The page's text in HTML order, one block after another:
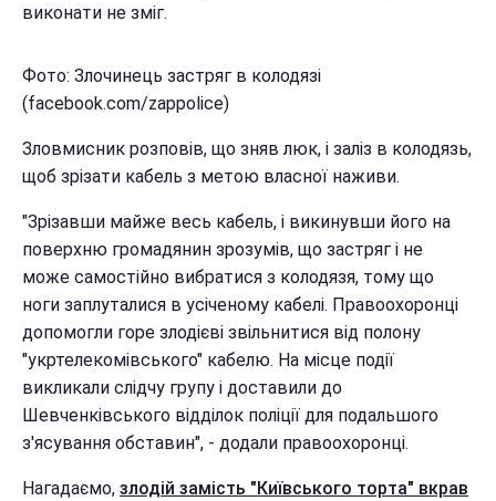
виконати не зміг.
Фото: Злочинець застряг в колодязі
(facebook.com/zappolice)
Зловмисник розповів, що зняв люк, і заліз в колодязь,
щоб зрізати кабель з метою власної наживи.
"Зрізавши майже весь кабель, і викинувши його на
поверхню громадянин зрозумів, що застряг і не
може самостійно вибратися з колодязя, тому що
ноги заплуталися в усіченому кабелі. Правоохоронці
допомогли горе злодієві звільнитися від полону
"укртелекомівського" кабелю. На місце події
викликали слідчу групу і доставили до
Шевченківського відділок поліції для подальшого
з'ясування обставин", - додали правоохоронці.
Нагадаємо, злодій замість "Київського торта" вкрав